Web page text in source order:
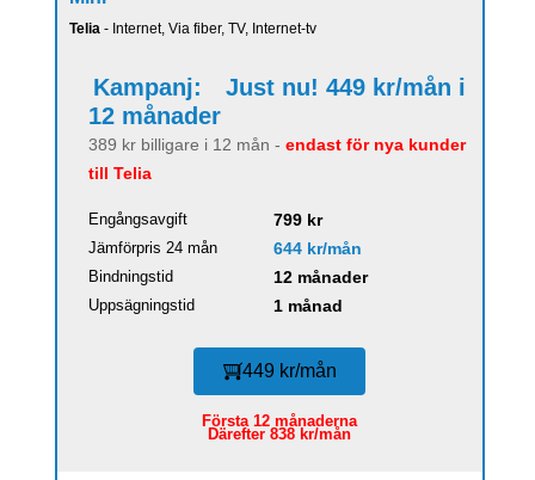
Telia - Internet, Via fiber, TV, Internet-tv
Kampanj:
Just nu! 449 kr/mån i
12 månader
389 kr billigare i 12 mån - endast för nya kunder
till Telia
Engångsavgift 799 kr
Jämförpris 24 mån 644 kr/mån
Bindningstid 12 månader
Uppsägningstid 1 månad
449 kr/mån
Första 12 månaderna
Därefter 838 kr/mån